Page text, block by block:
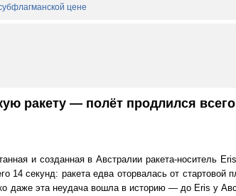
цене
ракету — полёт продлился
и созданная в Австралии ракета-носитель
14 секунд: ракета едва оторвалась от стартовой
даже эта неудача вошла в историю — до Eris у